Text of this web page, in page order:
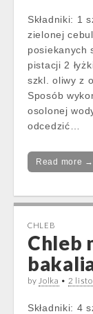
Składniki: 1
zielonej
posiekanych
pistacji 2
szkl. oliwy z
Sposób
osolonej
odcedzić…
Read more →
CHLEB
Chleb
by Jolka • 2
Składniki: 4